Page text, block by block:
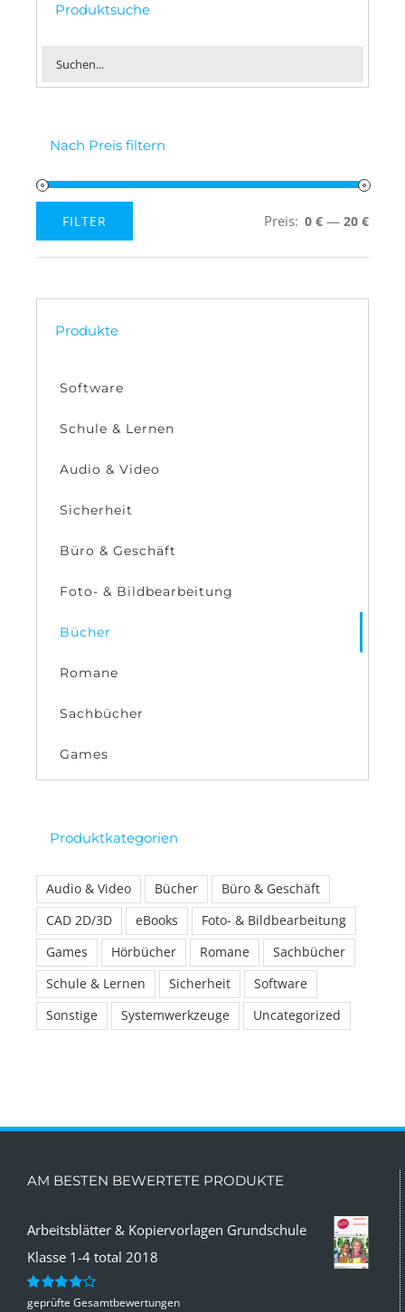
Produktsuche
Nach Preis filtern
Preis
Preis
FILTER Preis: 0 € — 20 €
Produkte
Software
Schule & Lernen
Audio & Video
Sicherheit
Büro & Geschäft
Foto- & Bildbearbeitung
Bücher
Romane
Sachbücher
Games
Produktkategorien
Audio & Video Bücher
Büro & Geschäft
CAD 2D/3D
eBooks
Foto- & Bildbearbeitung
Games
Hörbücher Romane
Sachbücher
Schule & Lernen
Sicherheit
Software
Sonstige
Systemwerkzeuge Uncategorized
AM BESTEN BEWERTETE PRODUKTE
Arbeitsblätter & Kopiervorlagen Grundschule
Klasse 1-4 total 2018
Bewertet
geprüfte Gesamtbewertungen